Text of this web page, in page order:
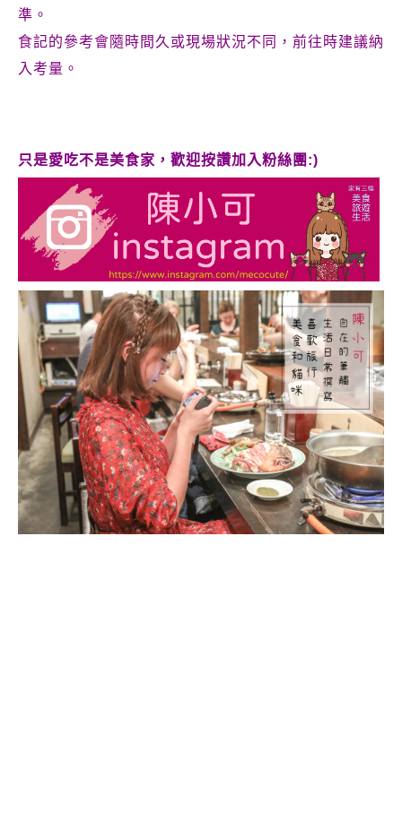
準。
食記的參考會隨時間久或現場狀況不同，前往時建議納
入考量。
只是愛吃不是美食家，歡迎按讚加入粉絲團:)